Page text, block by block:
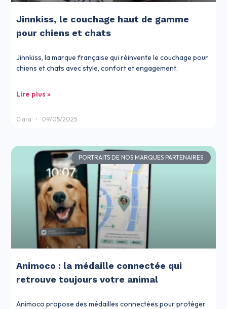
Jinnkiss, le couchage haut de gamme
pour chiens et chats
Jinnkiss, la marque française qui réinvente le couchage pour
chiens et chats avec style, confort et engagement.
Lire plus »
Clara 09/05/2025
PORTRAITS DE NOS MARQUES PARTENAIRES
Animoco : la médaille connectée qui
retrouve toujours votre animal
Animoco propose des médailles connectées pour protéger